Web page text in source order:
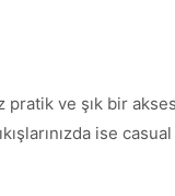
pratik ve şık bir
ise